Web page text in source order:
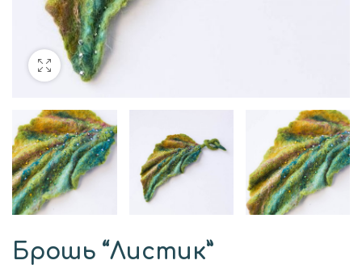
Брошь “Листик”